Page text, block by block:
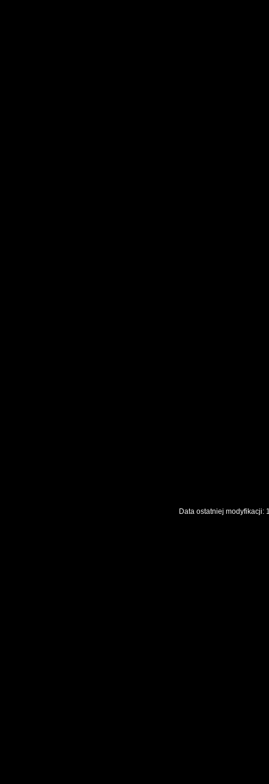
Data ostatniej